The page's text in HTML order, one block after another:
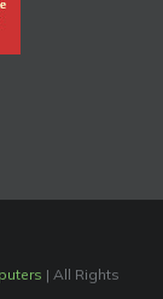
| All Rights